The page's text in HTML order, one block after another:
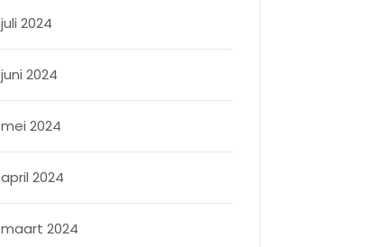
juli 2024
juni 2024
mei 2024
april 2024
maart 2024